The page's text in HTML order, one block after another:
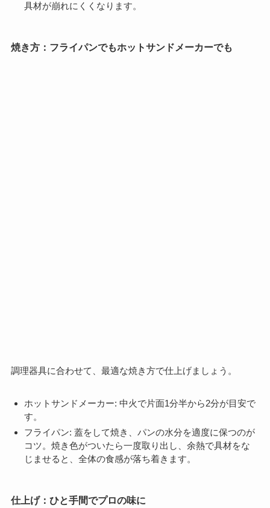
具材が崩れにくくなります。
焼き方：フライパンでもホットサンドメーカーでも
調理器具に合わせて、最適な焼き方で仕上げましょう。
ホットサンドメーカー: 中火で片面1分半から2分が目安で
す。
フライパン: 蓋をして焼き、パンの水分を適度に保つのが
コツ。焼き色がついたら一度取り出し、余熱で具材をな
じませると、全体の食感が落ち着きます。
仕上げ：ひと手間でプロの味に